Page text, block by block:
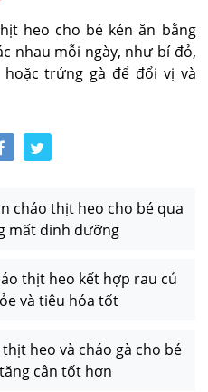
heo cho bé kén ăn bằng
nhau mỗi ngày, như bí đỏ,
trứng gà để đổi vị và
cháo thịt heo cho bé qua
mất dinh dưỡng
thịt heo kết hợp rau củ
và tiêu hóa tốt
heo và cháo gà cho bé
cân tốt hơn